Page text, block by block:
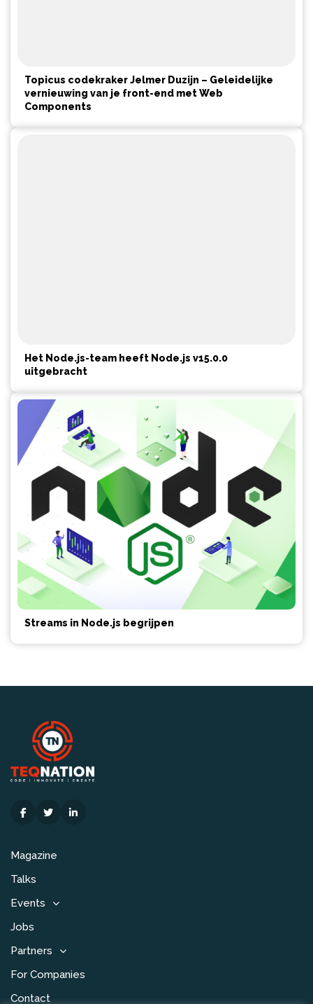
Topicus codekraker Jelmer Duzijn – Geleidelijke
vernieuwing van je front-end met Web
Components
Het Node.js-team heeft Node.js v15.0.0
uitgebracht
Streams in Node.js begrijpen
Magazine
Talks
Events
Jobs
Partners
For Companies
Contact